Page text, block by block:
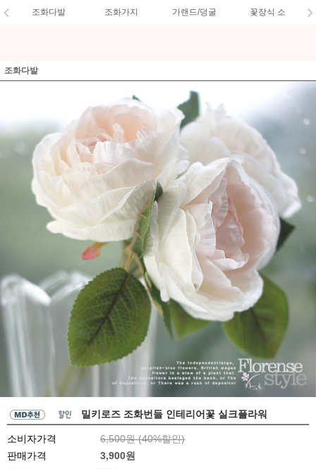
조화다발 조화가지 가랜드/덩굴 꽃장식 소
조화다발
밀키로즈 조화번들 인테리어꽃 실크플라워
소비자가격 6,500원 (40%할인)
판매가격
3,900원